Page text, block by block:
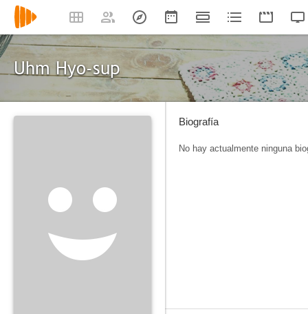
Uhm Hyo-sup
Biografía
No hay actualmente ninguna